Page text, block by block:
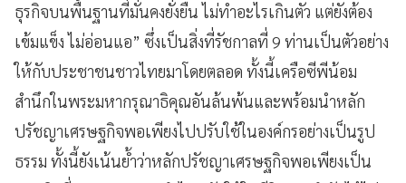
ธุรกิจบนพื้นฐานที่มั่นคงยั่งยืน ไม่ทำอะไรเกินตัว แต่ยังต้อง
เข้มแข็ง ไม่อ่อนแอ” ซึ่งเป็นสิ่งที่รัชกาลที่ 9 ท่านเป็นตัวอย่าง
ให้กับประชาชนชาวไทยมาโดยตลอด ทั้งนี้เครือซีพีน้อม
สำนึกในพระมหากรุณาธิคุณอันล้นพ้นและพร้อมนำหลัก
ปรัชญาเศรษฐกิจพอเพียงไปปรับใช้ในองค์กรอย่างเป็นรูป
ธรรม ทั้งนี้ยังเน้นย้ำว่าหลักปรัชญาเศรษฐกิจพอเพียงเป็น